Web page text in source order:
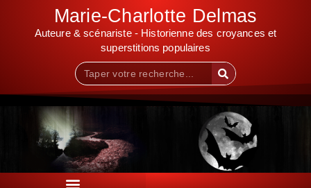
Marie-Charlotte Delmas
Auteure & scénariste - Historienne des croyances et
superstitions populaires